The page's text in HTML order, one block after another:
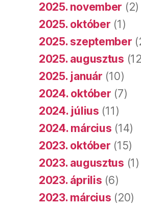
2025. november (2)
2025. október (1)
2025. szeptember
2025. augusztus
2025. január (10)
2024. október (7)
2024. július (11)
2024. március (14)
2023. október (15)
2023. augusztus (1)
2023. április (6)
2023. március (20)